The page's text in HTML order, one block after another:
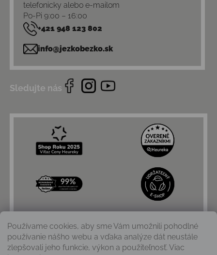
Používame cookies, aby sme Vám umožnili pohodlné
používanie nášho webu a vďaka analýze dát neustále
zlepšovali jeho funkcie, výkon a použiteľnosť. Viac
telefonicky alebo e-mailom
Po-Pi 9:00 – 16:00
+421 948 123 802
info@jezkobezko.sk
Sledujte nás